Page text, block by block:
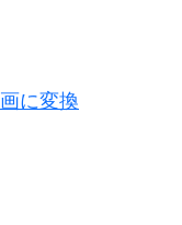
に変換